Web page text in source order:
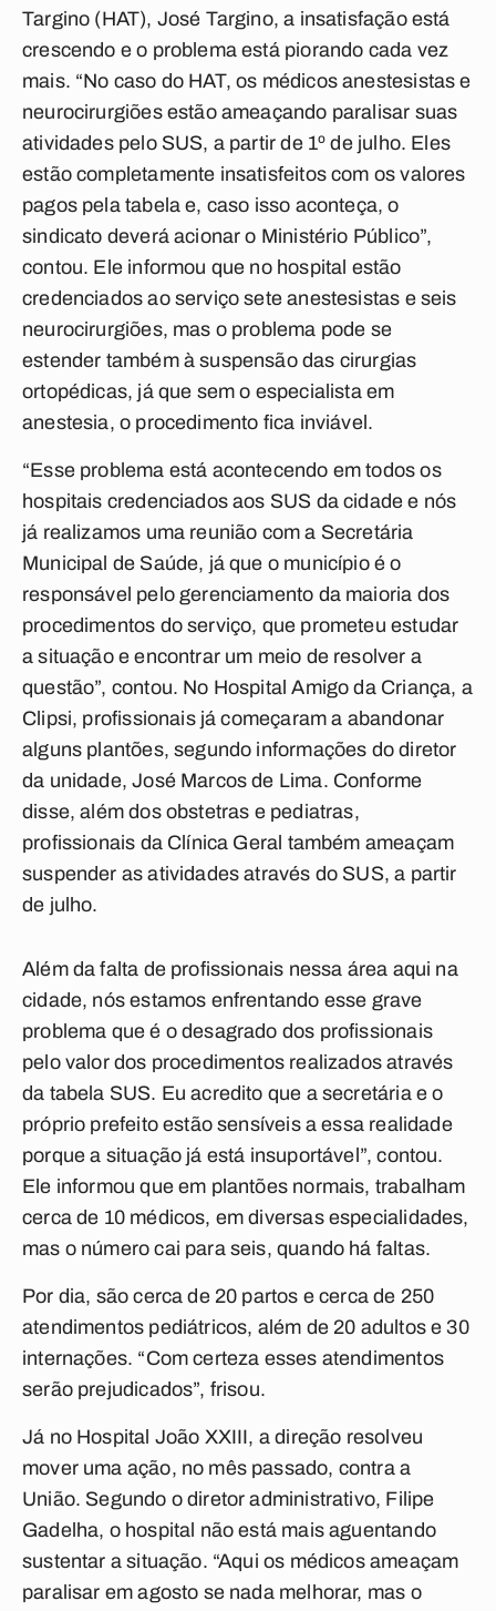
Targino (HAT), José Targino, a insatisfação está
crescendo e o problema está piorando cada vez
mais. “No caso do HAT, os médicos anestesistas e
neurocirurgiões estão ameaçando paralisar suas
atividades pelo SUS, a partir de 1º de julho. Eles
estão completamente insatisfeitos com os valores
pagos pela tabela e, caso isso aconteça, o
sindicato deverá acionar o Ministério Público”,
contou. Ele informou que no hospital estão
credenciados ao serviço sete anestesistas e seis
neurocirurgiões, mas o problema pode se
estender também à suspensão das cirurgias
ortopédicas, já que sem o especialista em
anestesia, o procedimento fica inviável.
“Esse problema está acontecendo em todos os
hospitais credenciados aos SUS da cidade e nós
já realizamos uma reunião com a Secretária
Municipal de Saúde, já que o município é o
responsável pelo gerenciamento da maioria dos
procedimentos do serviço, que prometeu estudar
a situação e encontrar um meio de resolver a
questão”, contou. No Hospital Amigo da Criança, a
Clipsi, profissionais já começaram a abandonar
alguns plantões, segundo informações do diretor
da unidade, José Marcos de Lima. Conforme
disse, além dos obstetras e pediatras,
profissionais da Clínica Geral também ameaçam
suspender as atividades através do SUS, a partir
de julho.
Além da falta de profissionais nessa área aqui na
cidade, nós estamos enfrentando esse grave
problema que é o desagrado dos profissionais
pelo valor dos procedimentos realizados através
da tabela SUS. Eu acredito que a secretária e o
próprio prefeito estão sensíveis a essa realidade
porque a situação já está insuportável”, contou.
Ele informou que em plantões normais, trabalham
cerca de 10 médicos, em diversas especialidades,
mas o número cai para seis, quando há faltas.
Por dia, são cerca de 20 partos e cerca de 250
atendimentos pediátricos, além de 20 adultos e 30
internações. “Com certeza esses atendimentos
serão prejudicados”, frisou.
Já no Hospital João XXIII, a direção resolveu
mover uma ação, no mês passado, contra a
União. Segundo o diretor administrativo, Filipe
Gadelha, o hospital não está mais aguentando
sustentar a situação. “Aqui os médicos ameaçam
paralisar em agosto se nada melhorar, mas o